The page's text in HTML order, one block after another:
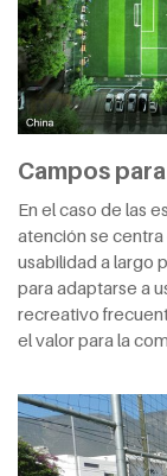
Campos
En el caso de las
atención se centra
usabilidad a largo
para adaptarse a
recreativo
el valor para la